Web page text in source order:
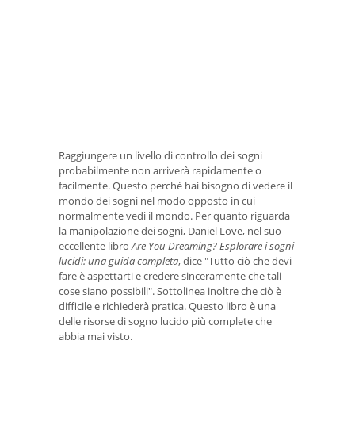
Raggiungere un livello di controllo dei sogni
probabilmente non arriverà rapidamente o
facilmente. Questo perché hai bisogno di vedere il
mondo dei sogni nel modo opposto in cui
normalmente vedi il mondo. Per quanto riguarda
la manipolazione dei sogni, Daniel Love, nel suo
eccellente libroAre You Dreaming?Esplorare i sogni
lucidi: una guida completa, dice "Tutto ciò che devi
fare è aspettarti e credere sinceramente che tali
cose siano possibili". Sottolinea inoltre che ciò è
difficile e richiederà pratica. Questo libro è una
delle risorse di sogno lucido più complete che
abbia mai visto.